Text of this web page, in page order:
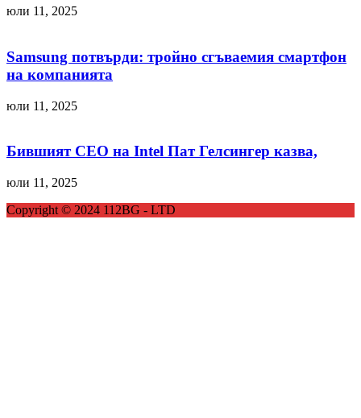
юли 11, 2025
Samsung потвърди: тройно сгъваемия смартфон
на компанията
юли 11, 2025
Бившият CEO на Intel Пат Гелсингер казва,
юли 11, 2025
Copyright © 2024 112BG - LTD